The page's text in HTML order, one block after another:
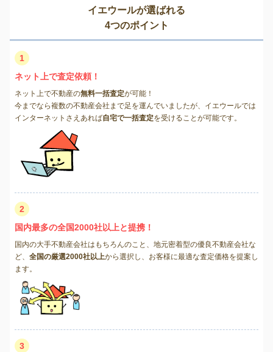
イエウールが選ばれる
4つのポイント
1
ネット上で査定依頼！
ネット上で不動産の無料一括査定が可能！
今までなら複数の不動産会社まで足を運んでいましたが、イエウールでは
インターネットさえあれば自宅で一括査定を受けることが可能です。
2
国内最多の全国2000社以上と提携！
国内の大手不動産会社はもちろんのこと、地元密着型の優良不動産会社な
ど、 全国の厳選2000社以上から選択し、お客様に最適な査定価格を提案し
ます。
3